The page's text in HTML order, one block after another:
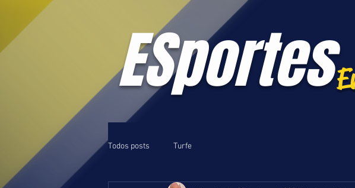
ESportes
Todos posts Turfe